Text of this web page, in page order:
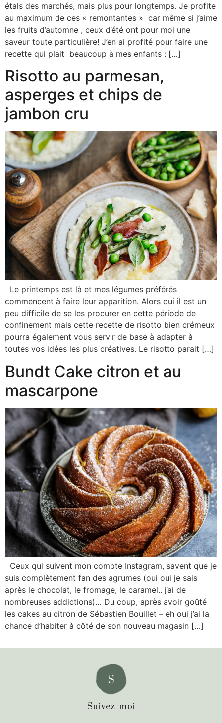
étals des marchés, mais plus pour longtemps. Je profite
au maximum de ces « remontantes » car même si j’aime
les fruits d’automne , ceux d’été ont pour moi une
saveur toute particulière! J’en ai profité pour faire une
recette qui plait beaucoup à mes enfants : […]
Risotto au parmesan,
asperges et chips de
jambon cru
Le printemps est là et mes légumes préférés
commencent à faire leur apparition. Alors oui il est un
peu difficile de se les procurer en cette période de
confinement mais cette recette de risotto bien crémeux
pourra également vous servir de base à adapter à
toutes vos idées les plus créatives. Le risotto parait […]
Bundt Cake citron et au
mascarpone
Ceux qui suivent mon compte Instagram, savent que je
suis complètement fan des agrumes (oui oui je sais
après le chocolat, le fromage, le caramel.. j’ai de
nombreuses addictions)… Du coup, après avoir goûté
les cakes au citron de Sébastien Bouillet – eh oui j’ai la
chance d’habiter à côté de son nouveau magasin […]
Suivez-moi
_